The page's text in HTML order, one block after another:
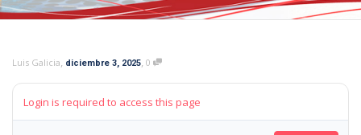
Luis Galicia, diciembre 3, 2025, 0
Login is required to access this page